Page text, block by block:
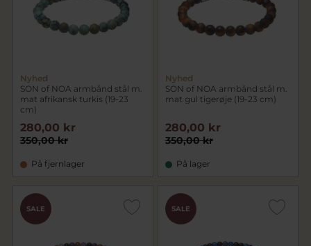
Nyhed
SON of NOA armbånd stål m.
mat afrikansk turkis (19-23
cm)
350,00 kr
280,00 kr
På fjernlager
Nyhed
SON of NOA armbånd stål m.
mat gul tigerøje (19-23 cm)
350,00 kr
280,00 kr
På lager
SALE SALE